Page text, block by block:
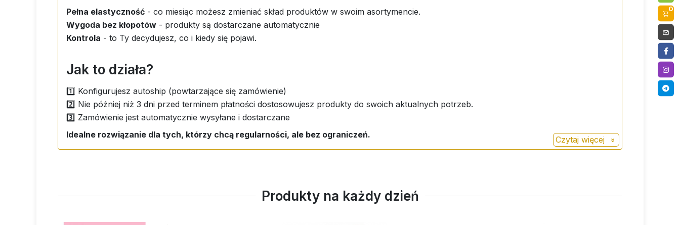
Pełna elastyczność - co miesiąc możesz zmieniać skład produktów w swoim asortymencie.
Wygoda bez kłopotów - produkty są dostarczane automatycznie
Kontrola - to Ty decydujesz, co i kiedy się pojawi.
Jak to działa?
1️⃣ Konfigurujesz autoship (powtarzające się zamówienie)
2️⃣ Nie później niż 3 dni przed terminem płatności dostosowujesz produkty do swoich aktualnych potrzeb.
3️⃣ Zamówienie jest automatycznie wysyłane i dostarczane
Idealne rozwiązanie dla tych, którzy chcą regularności, ale bez ograniczeń.
Czytaj więcej
Produkty na każdy dzień
0